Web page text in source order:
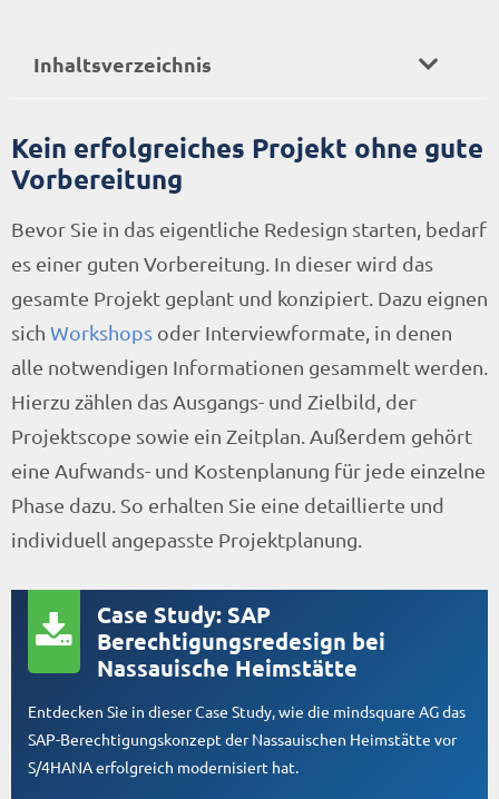
Inhaltsverzeichnis
Kein erfolgreiches Projekt ohne gute
Vorbereitung
Bevor Sie in das eigentliche Redesign starten, bedarf
es einer guten Vorbereitung. In dieser wird das
gesamte Projekt geplant und konzipiert. Dazu eignen
sich Workshops oder Interviewformate, in denen
alle notwendigen Informationen gesammelt werden.
Hierzu zählen das Ausgangs- und Zielbild, der
Projektscope sowie ein Zeitplan. Außerdem gehört
eine Aufwands- und Kostenplanung für jede einzelne
Phase dazu. So erhalten Sie eine detaillierte und
individuell angepasste Projektplanung.
Case Study: SAP
Berechtigungsredesign bei
Nassauische Heimstätte
Entdecken Sie in dieser Case Study, wie die mindsquare AG das
SAP-Berechtigungskonzept der Nassauischen Heimstätte vor
S/4HANA erfolgreich modernisiert hat.